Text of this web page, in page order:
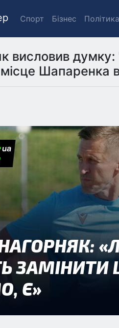
Спорт Бізнес Політика
висловив думку:
місце Шапаренка